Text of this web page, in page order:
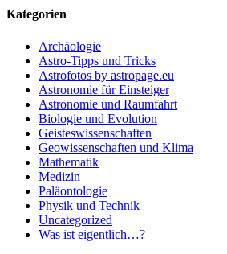
Kategorien
Archäologie
Astro-Tipps und Tricks
Astrofotos by astropage.eu
Astronomie für Einsteiger
Astronomie und Raumfahrt
Biologie und Evolution
Geisteswissenschaften
Geowissenschaften und Klima
Mathematik
Medizin
Paläontologie
Physik und Technik
Uncategorized
Was ist eigentlich…?